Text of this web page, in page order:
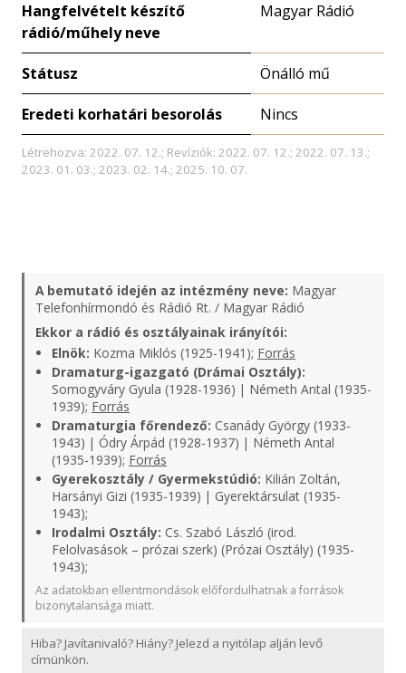
Hangfelvételt készítő
rádió/műhely neve
Magyar Rádió
Státusz Önálló mű
Eredeti korhatári besorolás Nincs
Létrehozva: 2022. 07. 12.; Revíziók: 2022. 07. 12.; 2022. 07. 13.;
2023. 01. 03.; 2023. 02. 14.; 2025. 10. 07.
A bemutató idején az intézmény neve: Magyar
Telefonhírmondó és Rádió Rt. / Magyar Rádió
Ekkor a rádió és osztályainak irányítói:
Elnök: Kozma Miklós (1925-1941); Forrás
Dramaturg-igazgató (Drámai Osztály):
Somogyváry Gyula (1928-1936) | Németh Antal (1935-
1939); Forrás
Dramaturgia főrendező: Csanády György (1933-
1943) | Ódry Árpád (1928-1937) | Németh Antal
(1935-1939); Forrás
Gyerekosztály / Gyermekstúdió: Kilián Zoltán,
Harsányi Gizi (1935-1939) | Gyerektársulat (1935-
1943);
Irodalmi Osztály: Cs. Szabó László (irod.
Felolvasások – prózai szerk) (Prózai Osztály) (1935-
1943);
Az adatokban ellentmondások előfordulhatnak a források
bizonytalansága miatt.
Hiba? Javítanivaló? Hiány? Jelezd a nyitólap alján levő
címünkön.